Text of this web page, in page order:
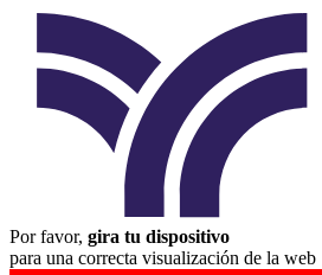
Por favor, gira tu dispositivo
para una correcta visualización de la web